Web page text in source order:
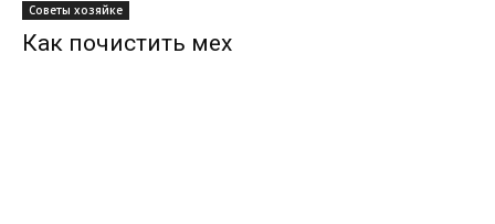
Советы хозяйке
Как почистить мех